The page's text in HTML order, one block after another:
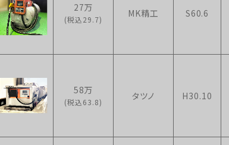
27万
(税込29.7)
MK精工 S60.6
58万
(税込63.8)
タツノ H30.10